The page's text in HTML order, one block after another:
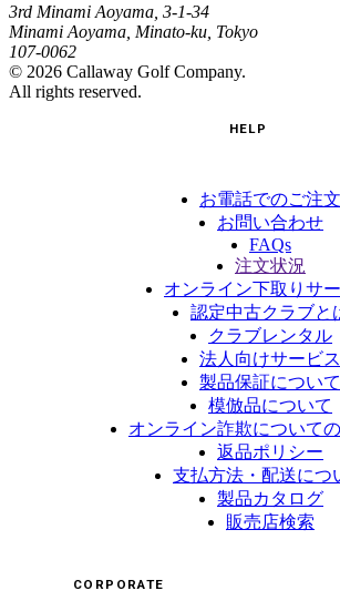
3rd Minami Aoyama, 3-1-34
Minami Aoyama, Minato-ku, Tokyo
107-0062
© 2026 Callaway Golf Company.
All rights reserved.
HELP
お電話でのご注文
お問い合わせ
FAQs
注文状況
オンライン下取りサ
認定中古クラブと
クラブレンタル
法人向けサービス
製品保証について
模倣品について
オンライン詐欺について
返品ポリシー
支払方法・配送につ
製品カタログ
販売店検索
CORPORATE